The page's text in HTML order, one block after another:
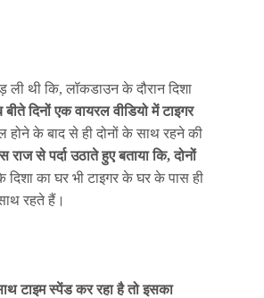
थी कि, लॉकडाउन के दौरान दिशा
दिनों एक वायरल वीडियो में टाइगर
होने के बाद से ही दोनों के साथ रहने की
से पर्दा उठाते हुए बताया कि, दोनों
दिशा का घर भी टाइगर के घर के पास ही
रहते हैं।
टाइम स्पेंड कर रहा है तो इसका